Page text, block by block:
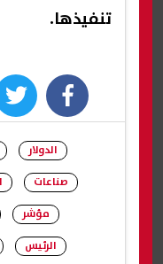
تنفيذها.
facebook
الدولار
صناعات
مؤشر
الرئيس